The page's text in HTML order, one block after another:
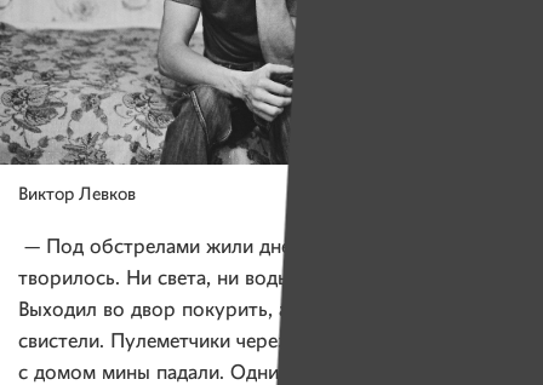
Виктор Левков
— Под обстрелами жили дней десять. Страх, что
творилось. Ни света, ни воды, ни электричества.
Выходил во двор покурить, а над головой снаряды
свистели. Пулеметчики через две улицы стояли, рядом
с домом мины падали. Одним словом, «романтика».